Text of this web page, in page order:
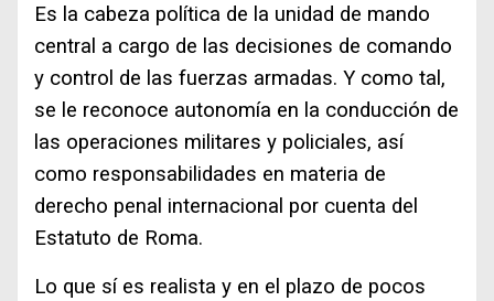
Es la cabeza política de la unidad de mando
central a cargo de las decisiones de comando
y control de las fuerzas armadas. Y como tal,
se le reconoce autonomía en la conducción de
las operaciones militares y policiales, así
como responsabilidades en materia de
derecho penal internacional por cuenta del
Estatuto de Roma.
Lo que sí es realista y en el plazo de pocos